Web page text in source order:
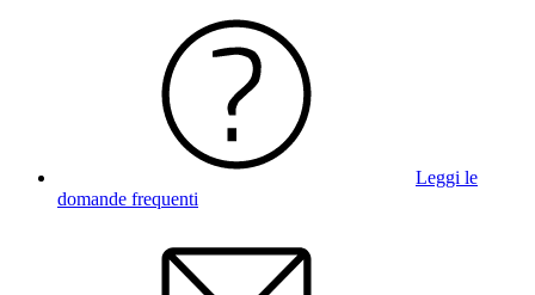
Leggi le
domande frequenti